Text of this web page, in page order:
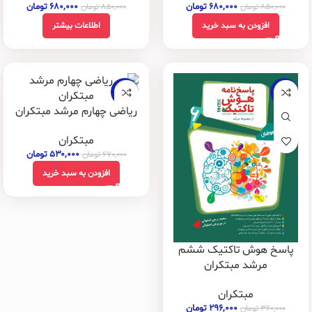
۸۵۰,۰۰۰تومان ۶۸۰,۰۰۰ تومان
افزودن به سبد خرید
۸۵۰,۰۰۰تومان ۶۸۰,۰۰۰ تومان
اطلاعات بیشتر
-18%
پاسخ هوش تاکتیک ششم
مرشد مبتکران
مبتکران
۳۶۰,۰۰۰تومان ۲۹۶,۰۰۰ تومان
-21%
ریاضی چهارم مرشد مبتکران
مبتکران
۶۷۰,۰۰۰تومان ۵۳۰,۰۰۰ تومان
افزودن به سبد خرید